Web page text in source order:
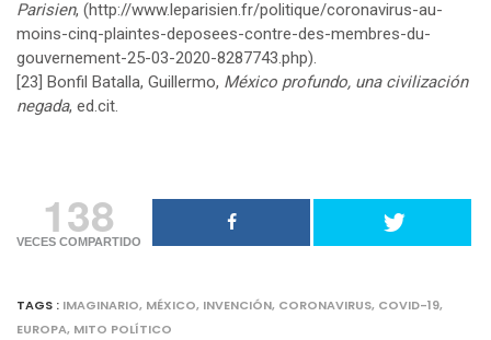
Parisien, (http://www.leparisien.fr/politique/coronavirus-au-
moins-cinq-plaintes-deposees-contre-des-membres-du-
gouvernement-25-03-2020-8287743.php).
[23]
Bonfil Batalla, Guillermo, México profundo, una civilización
negada, ed.cit.
138
VECES COMPARTIDO
TAGS : IMAGINARIO, MÉXICO, INVENCIÓN, CORONAVIRUS, COVID-19,
EUROPA, MITO POLÍTICO